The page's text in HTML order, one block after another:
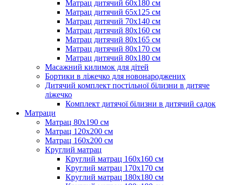
Матрац дитячий 60х180 см
Матрац дитячий 65х125 см
Матрац дитячий 70х140 см
Матрац дитячий 80х160 см
Матрац дитячий 80х165 см
Матрац дитячий 80х170 см
Матрац дитячий 80х180 см
Масажний килимок для дітей
Бортики в ліжечко для новонароджених
Дитячий комплект постільної білизни в дитяче
ліжечко
Комплект дитячої білизни в дитячий садок
Матраци
Матрац 80х190 см
Матрац 120х200 см
Матрац 160х200 см
Круглий матрац
Круглий матрац 160х160 см
Круглий матрац 170х170 см
Круглий матрац 180х180 см